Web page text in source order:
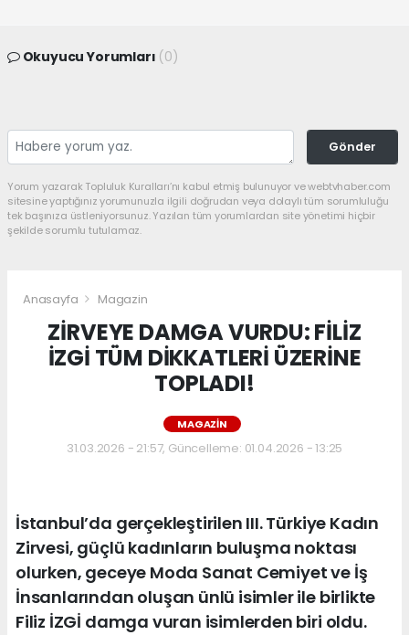
Okuyucu Yorumları (0)
Gönder
Yorum yazarak Topluluk Kuralları’nı kabul etmiş bulunuyor ve webtvhaber.com
sitesine yaptığınız yorumunuzla ilgili doğrudan veya dolaylı tüm sorumluluğu
tek başınıza üstleniyorsunuz. Yazılan tüm yorumlardan site yönetimi hiçbir
şekilde sorumlu tutulamaz.
Anasayfa Magazin
ZİRVEYE DAMGA VURDU: FİLİZ
İZGİ TÜM DİKKATLERİ ÜZERİNE
TOPLADI!
MAGAZIN
31.03.2026 - 21:57, Güncelleme: 01.04.2026 - 13:25
İstanbul’da gerçekleştirilen III. Türkiye Kadın
Zirvesi, güçlü kadınların buluşma noktası
olurken, geceye Moda Sanat Cemiyet ve İş
İnsanlarından oluşan ünlü isimler ile birlikte
Filiz İZGİ damga vuran isimlerden biri oldu.